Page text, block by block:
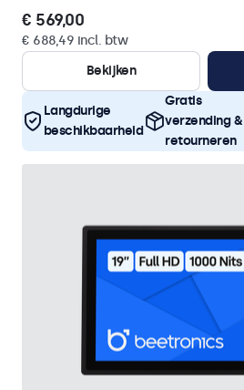
€ 569,00
€ 688,49 incl. btw
Bekijken
Langdurige
beschikbaarheid
Gratis
verzending &
retourneren